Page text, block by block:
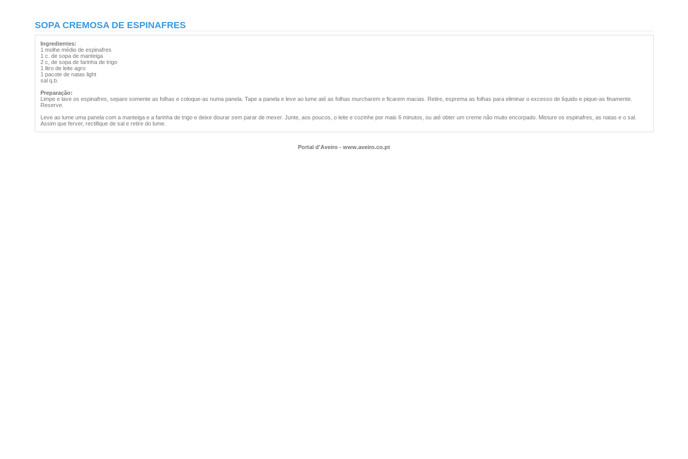
SOPA CREMOSA DE ESPINAFRES
Ingredientes:
1 molhe médio de espinafres
1 c. de sopa de manteiga
2 c, de sopa de farinha de trigo
1 litro de leite agro
1 pacote de natas light
sal q.b.
Preparação:
Limpe e lave os espinafres, separe somente as folhas e coloque-as numa panela. Tape a panela e leve ao lume até as folhas murcharem e ficarem macias. Retire, esprema as folhas para eliminar o excesso de líquido e pique-as finamente.
Reserve.
Leve ao lume uma panela com a manteiga e a farinha de trigo e deixe dourar sem parar de mexer. Junte, aos poucos, o leite e cozinhe por mais 6 minutos, ou até obter um creme não muito encorpado. Misture os espinafres, as natas e o sal.
Assim que ferver, rectifique de sal e retire do lume.
Portal d'Aveiro - www.aveiro.co.pt